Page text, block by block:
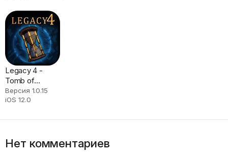
Legacy 4 -
Tomb of
Secrets
Версия 1.0.15
iOS 12.0
Нет комментариев